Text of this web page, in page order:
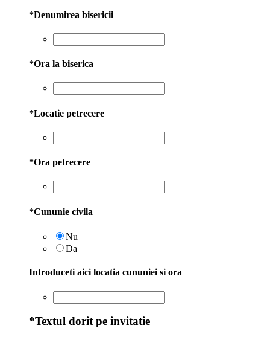
*Denumirea bisericii
*Ora la biserica
*Locatie petrecere
*Ora petrecere
*Cununie civila
Nu
Da
Introduceti aici locatia cununiei si ora
*Textul dorit pe invitatie